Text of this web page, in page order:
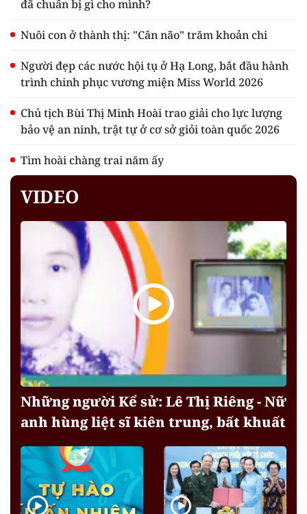
đã chuẩn bị gì cho mình?
Nuôi con ở thành thị: "Cân não" trăm khoản chi
Người đẹp các nước hội tụ ở Hạ Long, bắt đầu hành
trình chinh phục vương miện Miss World 2026
Chủ tịch Bùi Thị Minh Hoài trao giải cho lực lượng
bảo vệ an ninh, trật tự ở cơ sở giỏi toàn quốc 2026
Tìm hoài chàng trai năm ấy
VIDEO
Những người Kể sử: Lê Thị Riêng - Nữ
anh hùng liệt sĩ kiên trung, bất khuất